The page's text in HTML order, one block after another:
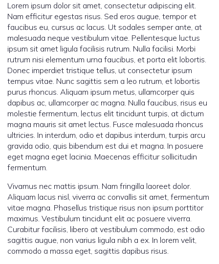
Lorem ipsum dolor sit amet, consectetur adipiscing elit.
Nam efficitur egestas risus. Sed eros augue, tempor et
faucibus eu, cursus ac lacus. Ut sodales semper ante, at
malesuada neque vestibulum vitae. Pellentesque luctus
ipsum sit amet ligula facilisis rutrum. Nulla facilisi. Morbi
rutrum nisi elementum urna faucibus, et porta elit lobortis.
Donec imperdiet tristique tellus, ut consectetur ipsum
tempus vitae. Nunc sagittis sem a leo rutrum, et lobortis
purus rhoncus. Aliquam ipsum metus, ullamcorper quis
dapibus ac, ullamcorper ac magna. Nulla faucibus, risus eu
molestie fermentum, lectus elit tincidunt turpis, at dictum
magna mauris sit amet lectus. Fusce malesuada rhoncus
ultricies. In interdum, odio et dapibus interdum, turpis arcu
gravida odio, quis bibendum est dui et magna. In posuere
eget magna eget lacinia. Maecenas efficitur sollicitudin
fermentum.
Vivamus nec mattis ipsum. Nam fringilla laoreet dolor.
Aliquam lacus nisl, viverra ac convallis sit amet, fermentum
vitae magna. Phasellus tristique risus non ipsum porttitor
maximus. Vestibulum tincidunt elit ac posuere viverra.
Curabitur facilisis, libero at vestibulum commodo, est odio
sagittis augue, non varius ligula nibh a ex. In lorem velit,
commodo a massa eget, sagittis dapibus risus.